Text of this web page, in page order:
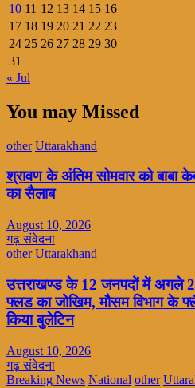
10 11 12 13 14 15 16
17 18 19 20 21 22 23
24 25 26 27 28 29 30
31
« Jul
You may Missed
other Uttarakhand
श्रावण के अंतिम सोमवार को बाबा
का सैलाब
August 10, 2026
गढ़ संवेदना
other Uttarakhand
उत्तराखण्ड के 12 जनपदों में अगले
फ्लड का जोखिम, मौसम विभाग के
किया बुलेटिन
August 10, 2026
गढ़ संवेदना
Breaking News National other